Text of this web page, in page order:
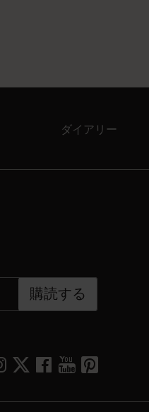
ダイアリー
購読する